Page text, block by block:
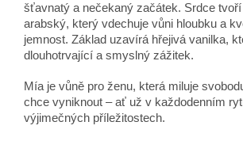
šťavnatý a nečekaný začátek. Srdce
arabský, který vdechuje vůni hloubku a
jemnost. Základ uzavírá hřejivá vanilka,
dlouhotrvající a smyslný zážitek.
Mía je vůně pro ženu, která miluje
chce vyniknout – ať už v každodenním
výjimečných příležitostech.